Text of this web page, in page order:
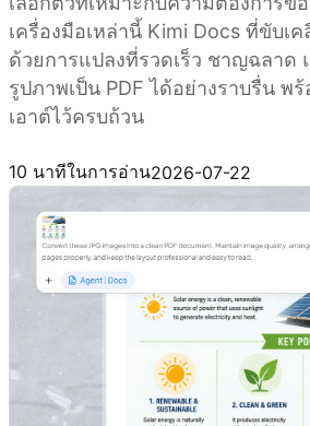
เครื่องมือเหล่านี้ Kimi Docs ที่ขับเ
ด้วยการแปลงที่รวดเร็ว ชาญฉลาด
รูปภาพเป็น PDF ได้อย่างราบรื่น พ
เอาต์ไว้ครบถ้วน
10 นาทีในการอ่าน2026-07-22